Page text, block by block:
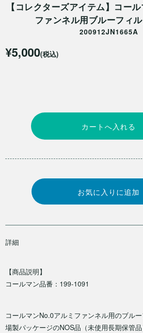
【コレクターズアイテム】コー
ファンネル用ブルーフィ
200912JN1665A
¥5,000(税込)
詳細
【商品説明】
コールマン品番：199-1091
コールマンNo.0アルミファンネル用のブル
場製パッケージのNOS品（未使用長期保管品